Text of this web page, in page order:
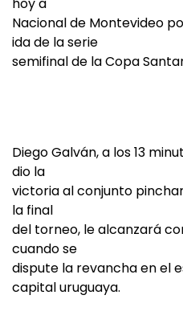
Nacional de Montevideo
ida de la serie
semifinal de la Copa
Diego Galván, a los 13
dio la
victoria al conjunto
la final
del torneo, le alcanzará
cuando se
dispute la revancha en el
capital uruguaya.